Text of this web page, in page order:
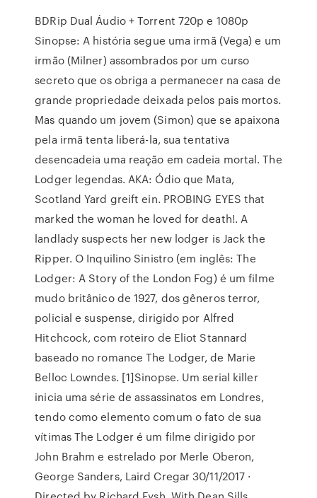
BDRip Dual Áudio + Torrent 720p e 1080p
Sinopse: A história segue uma irmã (Vega) e um
irmão (Milner) assombrados por um curso
secreto que os obriga a permanecer na casa de
grande propriedade deixada pelos pais mortos.
Mas quando um jovem (Simon) que se apaixona
pela irmã tenta liberá-la, sua tentativa
desencadeia uma reação em cadeia mortal. The
Lodger legendas. AKA: Ódio que Mata,
Scotland Yard greift ein. PROBING EYES that
marked the woman he loved for death!. A
landlady suspects her new lodger is Jack the
Ripper. O Inquilino Sinistro (em inglês: The
Lodger: A Story of the London Fog) é um filme
mudo britânico de 1927, dos gêneros terror,
policial e suspense, dirigido por Alfred
Hitchcock, com roteiro de Eliot Stannard
baseado no romance The Lodger, de Marie
Belloc Lowndes. [1]Sinopse. Um serial killer
inicia uma série de assassinatos em Londres,
tendo como elemento comum o fato de sua
vítimas The Lodger é um filme dirigido por
John Brahm e estrelado por Merle Oberon,
George Sanders, Laird Cregar 30/11/2017 ·